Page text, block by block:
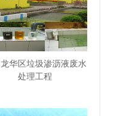
华区垃圾渗沥液废水
处理工程